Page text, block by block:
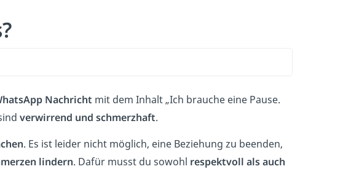
Nachricht mit dem Inhalt „Ich brauche eine Pause.
verwirrend und schmerzhaft.
. Es ist leider nicht möglich, eine Beziehung zu beenden,
lindern. Dafür musst du sowohl respektvoll als auch